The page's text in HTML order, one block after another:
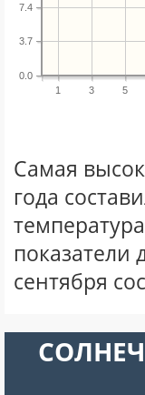
1 3 5
0.0
3.7
7.4
Самая
года
показатели
сентября